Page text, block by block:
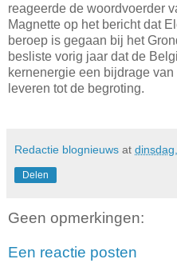
reageerde de woordvoerder
Magnette op het bericht dat
beroep is gegaan bij het
besliste vorig jaar dat de
kernenergie een bijdrage
leveren tot de begroting.
Redactie blognieuws at
Delen
Geen opmerkingen:
Een reactie posten